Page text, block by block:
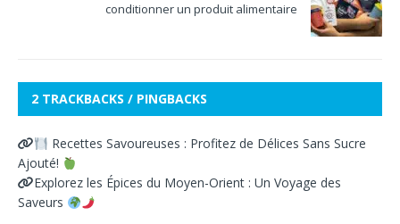
conditionner un produit alimentaire
2 TRACKBACKS / PINGBACKS
Recettes Savoureuses : Profitez de Délices Sans Sucre
Ajouté!
Explorez les Épices du Moyen-Orient : Un Voyage des
Saveurs